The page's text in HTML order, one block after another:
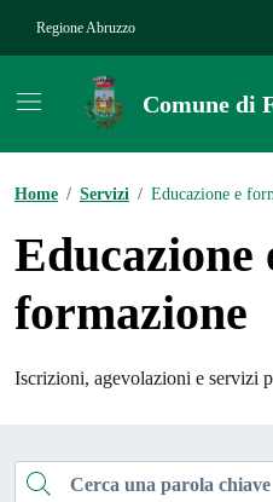
Regione Abruzzo
Comune di
Home / Servizi / Educazione e
Educazione
formazione
Iscrizioni, agevolazioni e servizi
Cerca una parola chiave